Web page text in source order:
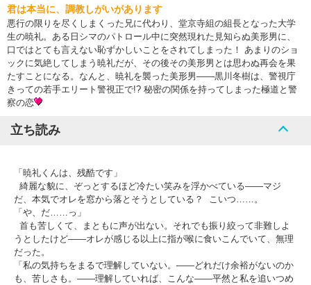
君は本当に、調教しがいがあります
悪行の限りを尽くしまくった兄に代わり、堂京寺組の組長となった大学
生の暁礼。ある日シマのパトロール中に突然現れた見知らぬ美形男に、
口ではとても言えない恥ずかしいことをされてしまった！ あまりのショ
ックに気絶してしまう暁礼だが、その後その美形男とは思わぬ再会を果
たすことになる。なんと、暁礼を襲った美形男――黒川冬樹は、警視庁
きっての若手エリート警視正で!? 秘密の関係を持ってしまった極道と警
察の恋
立ち読み
「暁礼くんは、残酷です」
綺麗な貌に、ぞっとするほど冷たい笑みを浮かべている――マジ
だ、本気でオレを窓から落とそうとしている？ こいつ……。
「や、だ……っ」
首も苦しくて、まともに声が出ない。それでも振り絞って非難しよ
うとしたけど――オレが感じる以上に指が喉に食いこんでいて、無理
だった。
「私の気持ちをまるで理解していない。――どれだけ余裕がないのか
も、苦しさも。――理解していれば、こんな――平然と私を追いつめ